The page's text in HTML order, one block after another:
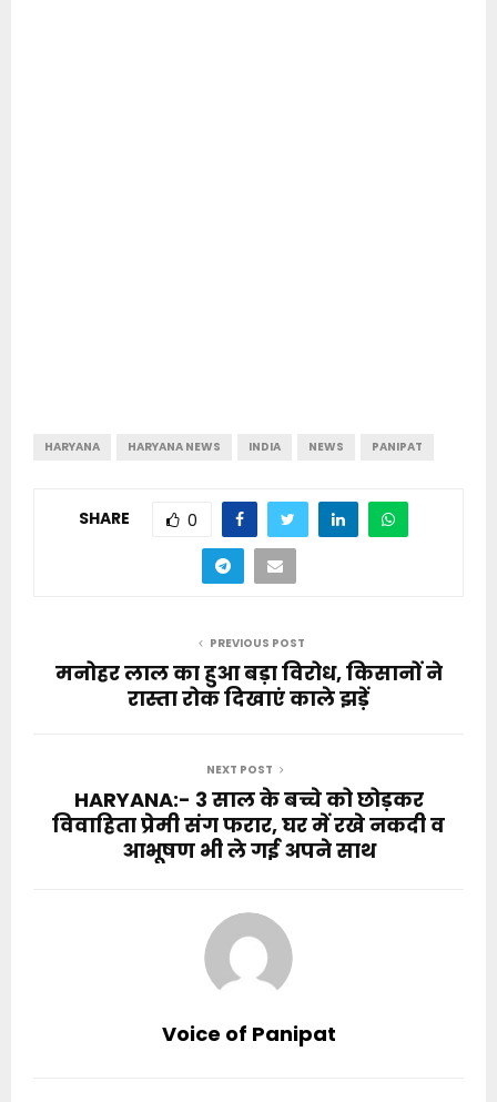
HARYANA HARYANA NEWS INDIA NEWS PANIPAT
SHARE 0
PREVIOUS POST
मनोहर लाल का हुआ बड़ा विरोध, किसानों ने
रास्ता रोक दिखाएं काले झड़ें
NEXT POST
HARYANA:- 3 साल के बच्चे को छोड़कर
विवाहिता प्रेमी संग फरार, घर में रखे नकदी व
आभूषण भी ले गई अपने साथ
Voice of Panipat